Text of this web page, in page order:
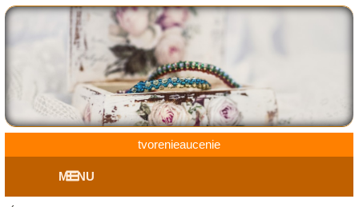
tvorenieaucenie
MENU